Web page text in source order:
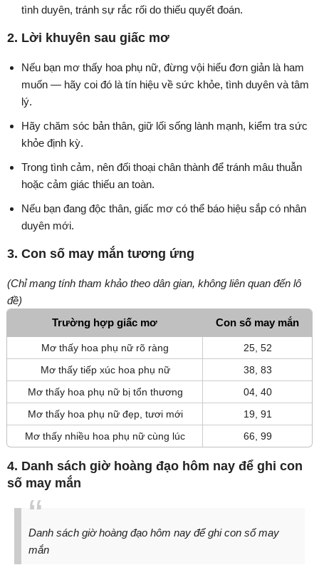
tình duyên, tránh sự rắc rối do thiếu quyết đoán.
2. Lời khuyên sau giấc mơ
Nếu bạn mơ thấy hoa phụ nữ, đừng vội hiểu đơn giản là ham
muốn — hãy coi đó là tín hiệu về sức khỏe, tình duyên và tâm
lý.
Hãy chăm sóc bản thân, giữ lối sống lành mạnh, kiểm tra sức
khỏe định kỳ.
Trong tình cảm, nên đối thoại chân thành để tránh mâu thuẫn
hoặc cảm giác thiếu an toàn.
Nếu bạn đang độc thân, giấc mơ có thể báo hiệu sắp có nhân
duyên mới.
3. Con số may mắn tương ứng
(Chỉ mang tính tham khảo theo dân gian, không liên quan đến lô
đề)
Trường hợp giấc mơ
Con số may mắn
Mơ thấy hoa phụ nữ rõ ràng
25, 52
Mơ thấy tiếp xúc hoa phụ nữ
38, 83
Mơ thấy hoa phụ nữ bị tổn thương
04, 40
Mơ thấy hoa phụ nữ đẹp, tươi mới
19, 91
Mơ thấy nhiều hoa phụ nữ cùng lúc
66, 99
4. Danh sách giờ hoàng đạo hôm nay để ghi con
số may mắn
Danh sách giờ hoàng đạo hôm nay để ghi con số may
mắn